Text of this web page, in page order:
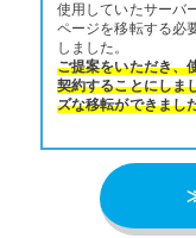
使用していたサーバ
ページを移転する必
しました。
ご提案をいただき、
契約することにしま
ズな移転ができまし